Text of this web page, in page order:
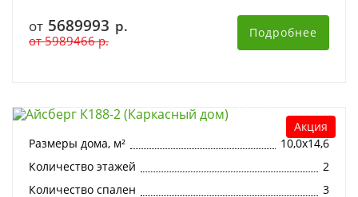
от 5689993 р.
от5989466р.
Подробнее
Акция
Размеры дома, м²
10,0х14,6
Количество этажей
2
Количество спален
3